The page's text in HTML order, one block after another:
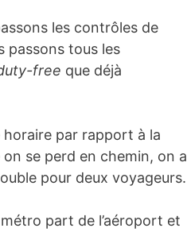
les contrôles de
passons tous les
free que déjà
horaire par rapport à la
se perd en chemin, on a
pour deux voyageurs.
part de l’aéroport et